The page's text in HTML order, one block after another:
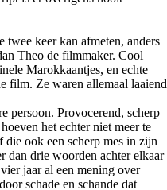
keer kan afmeten, anders
Theo de filmmaker. Cool
Marokkaantjes, en echte
film. Ze waren allemaal laaiend
persoon. Provocerend, scherp
het echter niet meer te
ook een scherp mes in zijn
dan drie woorden achter elkaar
jaar al een mening over
schade en schande dat